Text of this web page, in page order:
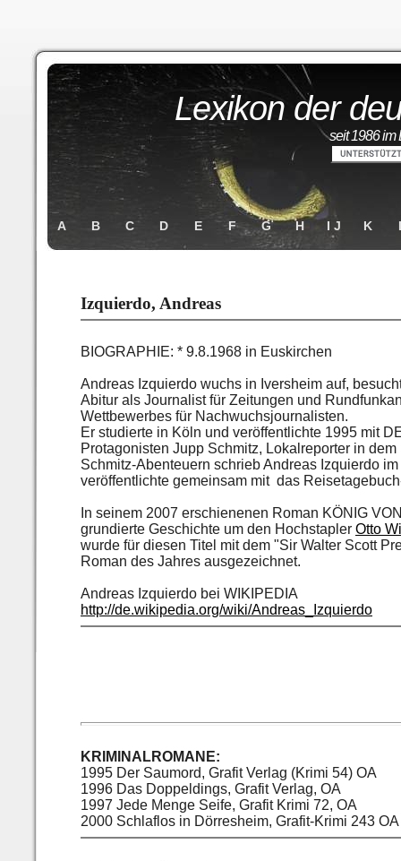
Lexikon der
seit 1986 im
A B C D E F G H I J K
Izquierdo, Andreas
BIOGRAPHIE: * 9.8.1968 in Euskirchen
Andreas Izquierdo wuchs in Iversheim auf,
Abitur als Journalist für Zeitungen und
Wettbewerbes für Nachwuchsjournalisten.
Er studierte in Köln und veröffentlichte 1995 mit
Protagonisten Jupp Schmitz, Lokalreporter in
Schmitz-Abenteuern schrieb Andreas Izquierdo
veröffentlichte gemeinsam mit das
In seinem 2007 erschienenen Roman KÖNIG
grundierte Geschichte um den Hochstapler Otto
wurde für diesen Titel mit dem "Sir Walter Scott
Roman des Jahres ausgezeichnet.
Andreas Izquierdo bei WIKIPEDIA
http://de.wikipedia.org/wiki/Andreas_Izquierdo
KRIMINALROMANE:
1995 Der Saumord, Grafit Verlag (Krimi 54) OA
1996 Das Doppeldings, Grafit Verlag, OA
1997 Jede Menge Seife, Grafit Krimi 72, OA
2000 Schlaflos in Dörresheim, Grafit-Krimi 243 OA